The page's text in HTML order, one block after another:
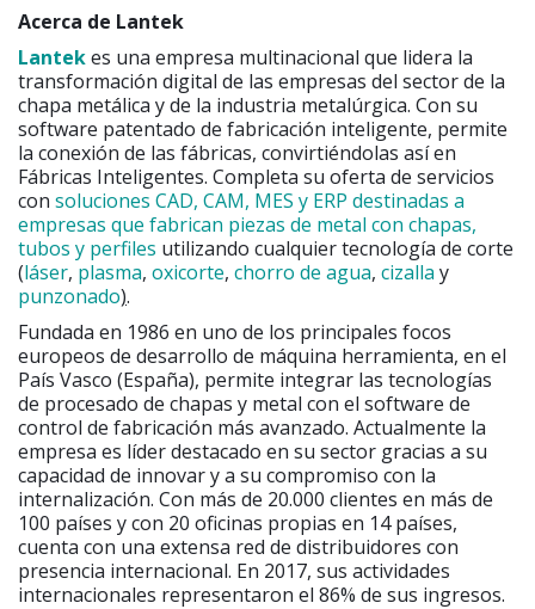
Acerca de Lantek
Lantekes una empresa multinacional que lidera la
transformación digital de las empresas del sector de la
chapa metálica y de la industria metalúrgica. Con su
software patentado de fabricación inteligente, permite
la conexión de las fábricas, convirtiéndolas así en
Fábricas Inteligentes. Completa su oferta de servicios
con soluciones CAD, CAM, MES y ERP destinadas a
empresas que fabrican piezas de metal con chapas,
tubos y perfiles utilizando cualquier tecnología de corte
(láser, plasma, oxicorte, chorro de agua, cizalla y
punzonado).
Fundada en 1986 en uno de los principales focos
europeos de desarrollo de máquina herramienta, en el
País Vasco (España), permite integrar las tecnologías
de procesado de chapas y metal con el software de
control de fabricación más avanzado. Actualmente la
empresa es líder destacado en su sector gracias a su
capacidad de innovar y a su compromiso con la
internalización. Con más de 20.000 clientes en más de
100 países y con 20 oficinas propias en 14 países,
cuenta con una extensa red de distribuidores con
presencia internacional. En 2017, sus actividades
internacionales representaron el 86% de sus ingresos.